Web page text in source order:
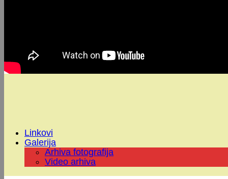
Linkovi
Galerija
Arhiva fotografija
Video arhiva